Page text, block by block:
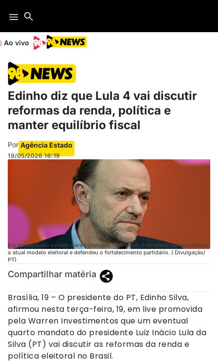
Ao vivo
Edinho diz que Lula 4 vai discutir
reformas da renda, política e
manter equilíbrio fiscal
Por Agência Estado
19/05/2026 16:19
Em transmissão voltada para o mercado financeiro, o dirigente petista criticou
o atual modelo eleitoral e defendeu o fortalecimento partidário. ( Divulgação/
PT)
Compartilhar matéria
Brasília, 19 – O presidente do PT, Edinho Silva,
afirmou nesta terça-feira, 19, em live promovida
pela Warren Investimentos que um eventual
quarto mandato do presidente Luiz Inácio Lula da
Silva (PT) vai discutir as reformas da renda e
política eleitoral no Brasil.